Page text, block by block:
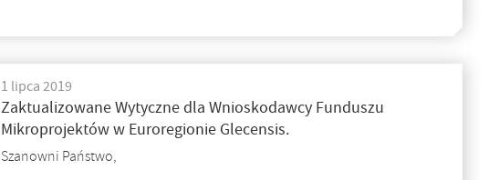
1 lipca 2019
Zaktualizowane Wytyczne dla Wnioskodawcy Funduszu
Mikroprojektów w Euroregionie Glecensis.
Szanowni Państwo,